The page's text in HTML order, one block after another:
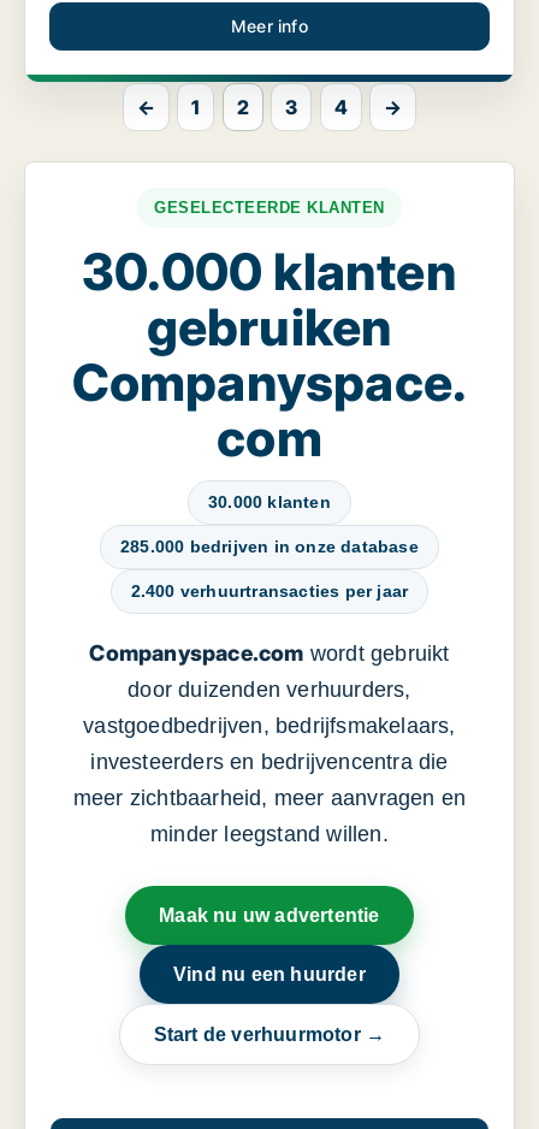
Meer info
← 1 2 3 4 →
GESELECTEERDE KLANTEN
30.000 klanten
gebruiken
Companyspace.
com
30.000 klanten
285.000 bedrijven in onze database
2.400 verhuurtransacties per jaar
Companyspace.com wordt gebruikt
door duizenden verhuurders,
vastgoedbedrijven, bedrijfsmakelaars,
investeerders en bedrijvencentra die
meer zichtbaarheid, meer aanvragen en
minder leegstand willen.
Maak nu uw advertentie
Vind nu een huurder
Start de verhuurmotor →